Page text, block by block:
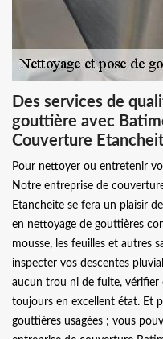
Des services de
gouttière avec
Couverture
Pour nettoyer ou entretenir
Notre entreprise de
Etancheite se fera un plaisir
en nettoyage de gouttières
mousse, les feuilles et autres
inspecter vos descentes
aucun trou ni de fuite,
toujours en excellent état. Et
gouttières usagées ; vous